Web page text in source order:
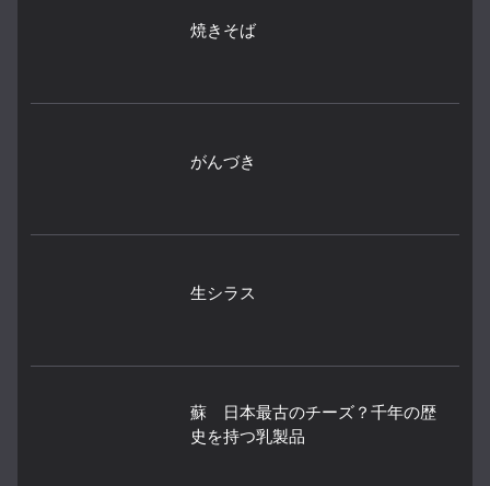
焼きそば
がんづき
生シラス
蘇 日本最古のチーズ？千年の歴
史を持つ乳製品